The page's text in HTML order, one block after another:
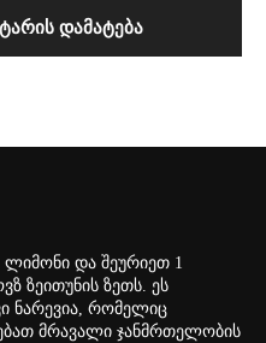
ლიმონი და შეურიეთ 1
ზეითუნის ზეთს. ეს
ნარევია, რომელიც
მრავალი ჯანმრთელობის